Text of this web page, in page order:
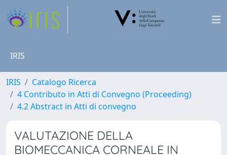
IRIS
IRIS
Catalogo Ricerca
4 Contributo in Atti di Convegno (Proceeding)
4.2 Abstract in Atti di convegno
VALUTAZIONE DELLA
BIOMECCANICA CORNEALE IN